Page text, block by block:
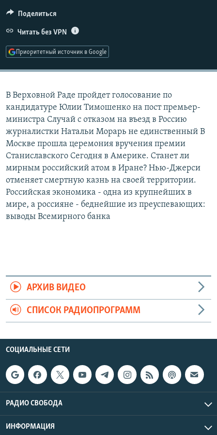
РАСПИСАНИЕ ВЕЩАНИЯ
ПОДПИШИТЕСЬ НА РАССЫЛКУ
СОЦИАЛЬНЫЕ СЕТИ
Все сайты РСЕ/РС
Поделиться
Читать без VPN
Приоритетный источник в Google
В Верховной Раде пройдет голосование по
кандидатуре Юлии Тимошенко на пост премьер-
министра Случай с отказом на въезд в Россию
журналистки Натальи Морарь не единственный В
Москве прошла церемония вручения премии
Станиславского Сегодня в Америке. Станет ли
мирным российский атом в Иране? Нью-Джерси
отменяет смертную казнь на своей территории.
Российская экономика - одна из крупнейших в
мире, а россияне - беднейшие из преуспевающих:
выводы Всемирного банка
АРХИВ ВИДЕО
СПИСОК РАДИОПРОГРАММ
СОЦИАЛЬНЫЕ СЕТИ
РАДИО СВОБОДА
ИНФОРМАЦИЯ